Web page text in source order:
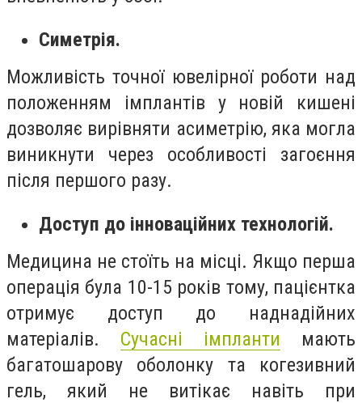
Симетрія.
Можливість точної ювелірної роботи над
положенням імплантів у новій кишені
дозволяє вирівняти асиметрію, яка могла
виникнути через особливості загоєння
після першого разу.
Доступ до інноваційних технологій.
Медицина не стоїть на місці. Якщо перша
операція була 10-15 років тому, пацієнтка
отримує доступ до наднадійних
матеріалів. Сучасні імпланти мають
багатошарову оболонку та когезивний
гель, який не витікає навіть при